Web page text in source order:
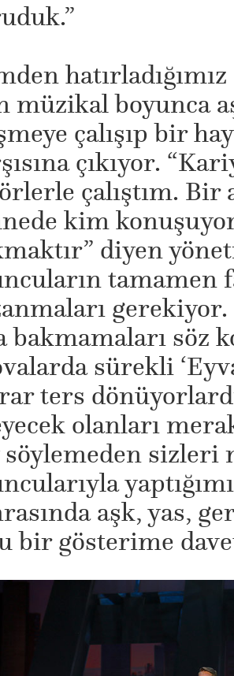
müzikal boyunca
çalışıp bir
çıkıyor.
çalıştım.
kim
diyen
tamamen
gerekiyor.
bakmamaları söz
sürekli
ters
olanları
söylemeden sizleri
aşk, yas,
bir gösterime